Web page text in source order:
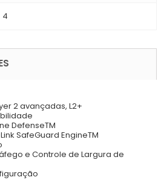
4
2 avançadas, L2+
DefenseTM
SafeGuard EngineTM
e Controle de Largura de